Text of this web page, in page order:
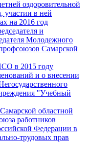
оздоровительной
участии в ней
на 2016 год
и
Молодежного
Самарской
в 2015 году
и о внесении
"Учебный
областной
работников
Федерации в
трудовых прав